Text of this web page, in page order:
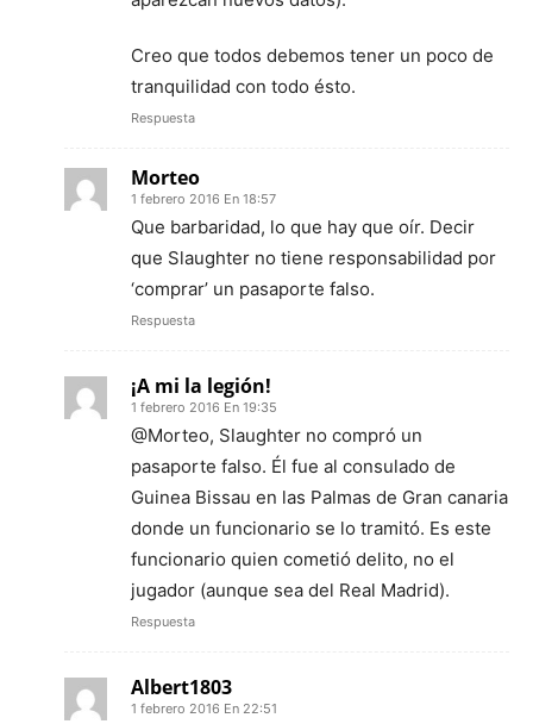
Creo que todos debemos tener un poco de
tranquilidad con todo ésto.
Respuesta
Morteo
1 febrero 2016 En 18:57
Que barbaridad, lo que hay que oír. Decir
que Slaughter no tiene responsabilidad por
‘comprar’ un pasaporte falso.
Respuesta
¡A mi la legión!
1 febrero 2016 En 19:35
@Morteo, Slaughter no compró un
pasaporte falso. Él fue al consulado de
Guinea Bissau en las Palmas de Gran canaria
donde un funcionario se lo tramitó. Es este
funcionario quien cometió delito, no el
jugador (aunque sea del Real Madrid).
Respuesta
Albert1803
1 febrero 2016 En 22:51